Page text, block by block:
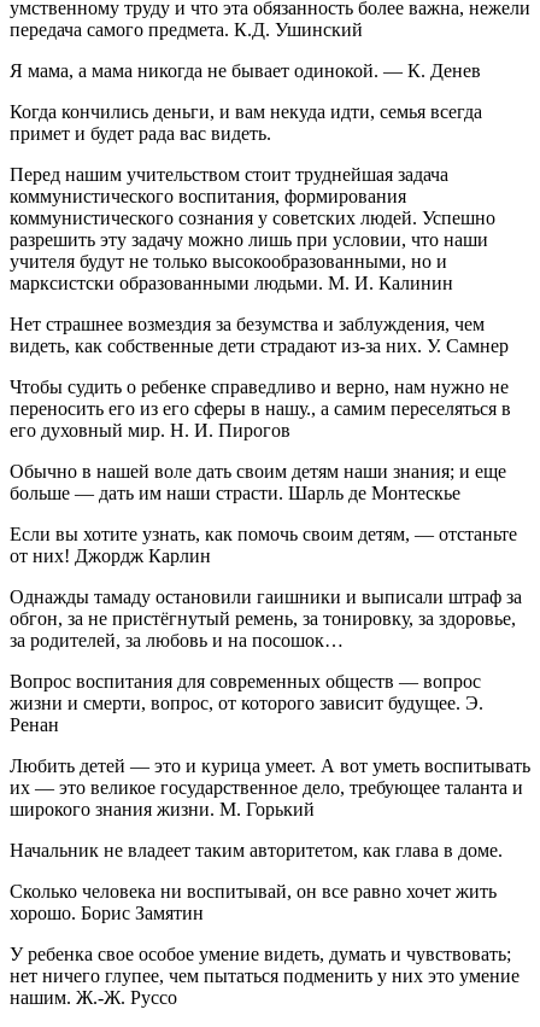
умственному труду и что эта обязанность более важна, нежели
передача самого предмета. К.Д. Ушинский
Я мама, а мама никогда не бывает одинокой. — К. Денев
Когда кончились деньги, и вам некуда идти, семья всегда
примет и будет рада вас видеть.
Перед нашим учительством стоит труднейшая задача
коммунистического воспитания, формирования
коммунистического сознания у советских людей. Успешно
разрешить эту задачу можно лишь при условии, что наши
учителя будут не только высокообразованными, но и
марксистски образованными людьми. М. И. Калинин
Нет страшнее возмездия за безумства и заблуждения, чем
видеть, как собственные дети страдают из-за них. У. Самнер
Чтобы судить о ребенке справедливо и верно, нам нужно не
переносить его из его сферы в нашу., а самим переселяться в
его духовный мир. Н. И. Пирогов
Обычно в нашей воле дать своим детям наши знания; и еще
больше — дать им наши страсти. Шарль де Монтескье
Если вы хотите узнать, как помочь своим детям, — отстаньте
от них! Джордж Карлин
Однажды тамаду остановили гаишники и выписали штраф за
обгон, за не пристёгнутый ремень, за тонировку, за здоровье,
за родителей, за любовь и на посошок…
Вопрос воспитания для современных обществ — вопрос
жизни и смерти, вопрос, от которого зависит будущее. Э.
Ренан
Любить детей — это и курица умеет. А вот уметь воспитывать
их — это великое государственное дело, требующее таланта и
широкого знания жизни. М. Горький
Начальник не владеет таким авторитетом, как глава в доме.
Сколько человека ни воспитывай, он все равно хочет жить
хорошо. Борис Замятин
У ребенка свое особое умение видеть, думать и чувствовать;
нет ничего глупее, чем пытаться подменить у них это умение
нашим. Ж.-Ж. Руссо